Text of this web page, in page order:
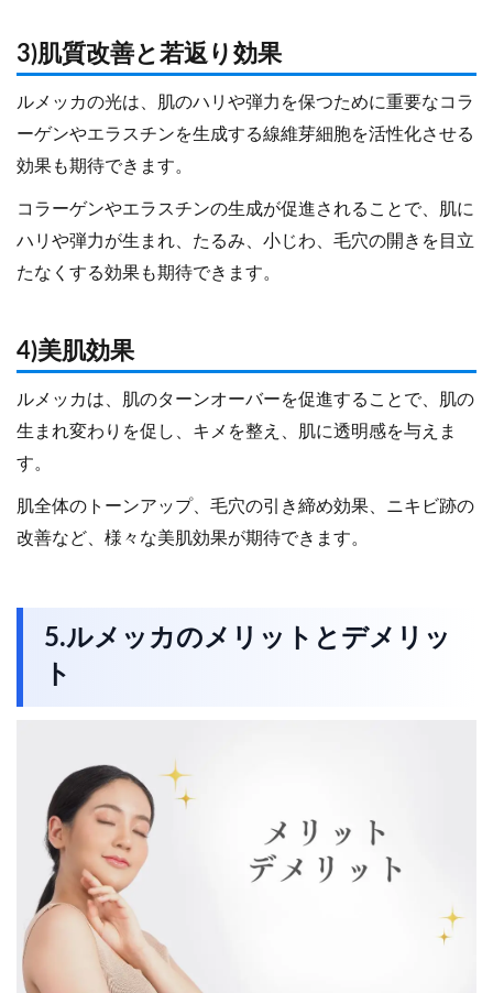
3)肌質改善と若返り効果
ルメッカの光は、肌のハリや弾力を保つために重要なコラ
ーゲンやエラスチンを生成する線維芽細胞を活性化させる
効果も期待できます。
コラーゲンやエラスチンの生成が促進されることで、肌に
ハリや弾力が生まれ、たるみ、小じわ、毛穴の開きを目立
たなくする効果も期待できます。
4)美肌効果
ルメッカは、肌のターンオーバーを促進することで、肌の
生まれ変わりを促し、キメを整え、肌に透明感を与えま
す。
肌全体のトーンアップ、毛穴の引き締め効果、ニキビ跡の
改善など、様々な美肌効果が期待できます。
5.ルメッカのメリットとデメリッ
ト